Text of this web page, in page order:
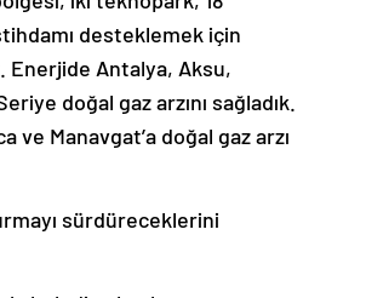
desteklemek için
Enerjide Antalya, Aksu,
doğal gaz arzını sağladık.
ve Manavgat’a doğal gaz arzı